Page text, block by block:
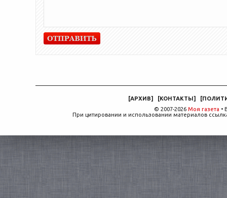
[АРХИВ] [КОНТАКТЫ] [
© 2007-2026 Моя газета •
При цитировании и использовании материалов